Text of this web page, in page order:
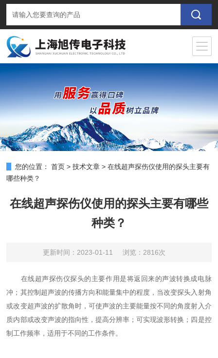
您的位置： 首页 >技术文章 >在线超声探伤仪使用的探头主要有
哪些种类？
在线超声探伤仪使用的探头主要有哪些
种类？
更新时间：2023-01-11 浏览：2816次
在线超声探伤仪探头的主要作用是将返回来的声波转换成电脉
冲；其控制超声波的传播方向和能量集中的程度，当改变探头入射角
或改变超声波的扩散角时，可使声波的主要能量按不同的角度射入介
质内部或改变声波的指向性，提高分辨率；可实现波形转换；四是控
制工作频率，适用于不同的工作条件。